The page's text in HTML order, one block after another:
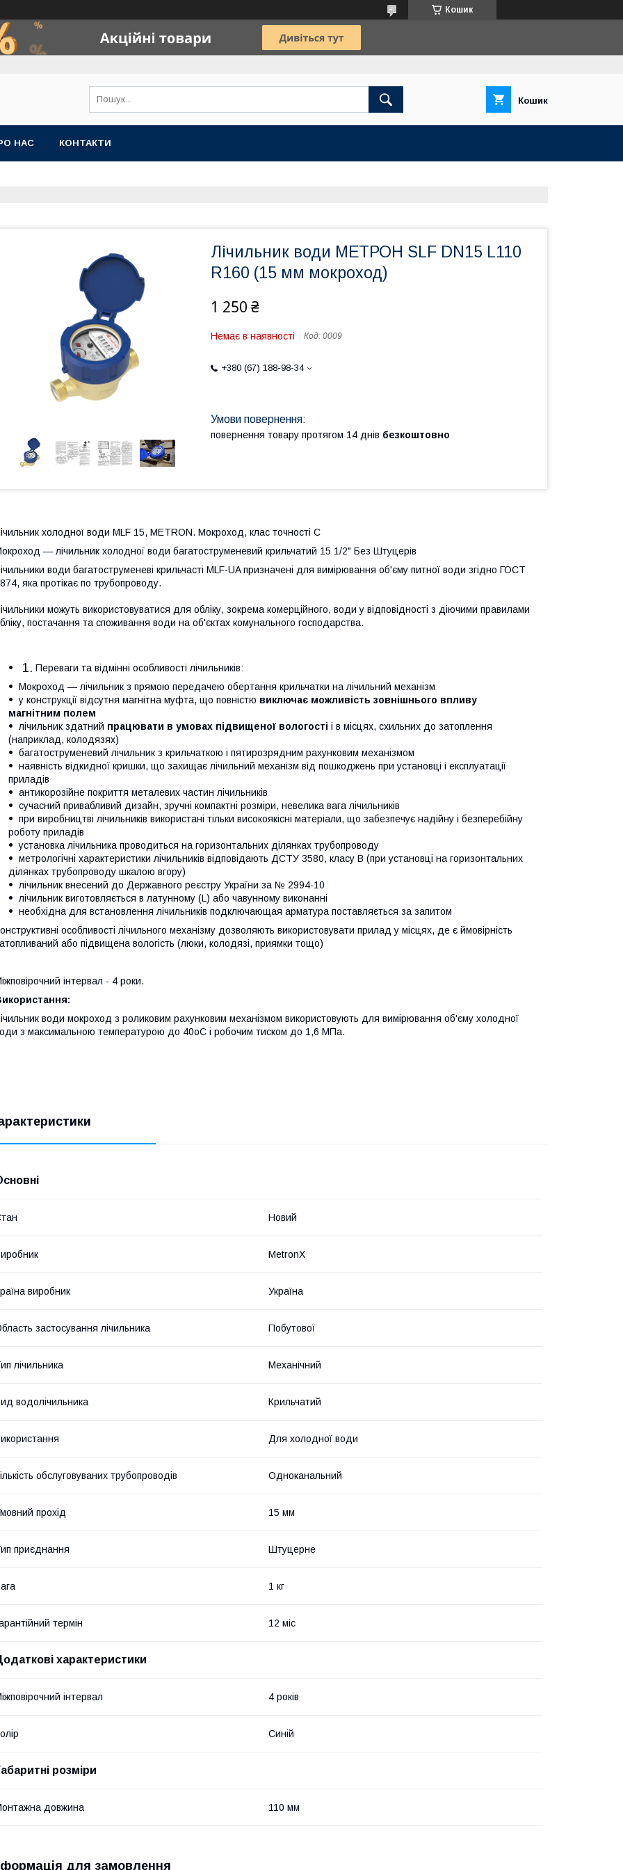
Кошик
Кошик
НАС КОНТАКТИ
Лічильник води МЕТРОН SLF DN15 L110
R160 (15 мм мокроход)
1 250 ₴
Немає в наявності Код: 0009
+380 (67) 188-98-34
повернення товару протягом 14 днів безкоштовно
холодної води MLF 15, METRON. Мокроход, клас точності С
― лічильник холодної води багатоструменевий крильчатий 15 1/2" Без Штуцерів
води багатоструменеві крильчасті MLF-UA призначені для вимірювання об'єму питної води згідно ГОСТ
яка протікає по трубопроводу.
можуть використовуватися для обліку, зокрема комерційного, води у відповідності з діючими правилами
постачання та споживання води на об'єктах комунального господарства.
Переваги та відмінні особливості лічильників:
Мокроход ― лічильник з прямою передачею обертання крильчатки на лічильний механізм
у конструкції відсутня магнітна муфта, що повністю виключає можливість зовнішнього впливу
магнітним полем
лічильник здатний працювати в умовах підвищеної вологості і в місцях, схильних до затоплення
(наприклад, колодязях)
багатоструменевий лічильник з крильчаткою і пятирозрядним рахунковим механізмом
наявність відкидної кришки, що захищає лічильний механізм від пошкоджень при установці і експлуатації
приладів
антикорозійне покриття металевих частин лічильників
сучасний привабливий дизайн, зручні компактні розміри, невелика вага лічильників
при виробництві лічильників використані тільки високоякісні матеріали, що забезпечує надійну і безперебійну
роботу приладів
установка лічильника проводиться на горизонтальних ділянках трубопроводу
метрологічні характеристики лічильників відповідають ДСТУ 3580, класу В (при установці на горизонтальних
ділянках трубопроводу шкалою вгору)
лічильник внесений до Державного реєстру України за № 2994-10
лічильник виготовляється в латунному (L) або чавунному виконанні
необхідна для встановлення лічильників подключающая арматура поставляється за запитом
особливості лічильного механізму дозволяють використовувати прилад у місцях, де є ймовірність
або підвищена вологість (люки, колодязі, приямки тощо)
інтервал - 4 роки.
води мокроход з роликовим рахунковим механізмом використовують для вимірювання об'єму холодної
з максимальною температурою до 40оС і робочим тиском до 1,6 МПа.
Новий
MetronX
виробник Україна
застосування лічильника Побутової
лічильника Механічний
водолічильника Крильчатий
Для холодної води
обслуговуваних трубопроводів Одноканальний
прохід 15 мм
приєднання Штуцерне
1 кг
термін 12 міс
характеристики
інтервал 4 років
Синій
розміри
довжина 110 мм
для замовлення